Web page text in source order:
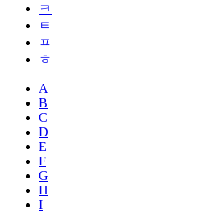
ㅋ
ㅌ
ㅍ
ㅎ
A
B
C
D
E
F
G
H
I